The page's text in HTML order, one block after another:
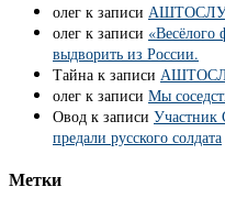
олег к записи
олег к записи «Весёлого
выдворить из России.
Тайна к записи
олег к записи Мы
Овод к записи Участник
предали русского солдата
Метки